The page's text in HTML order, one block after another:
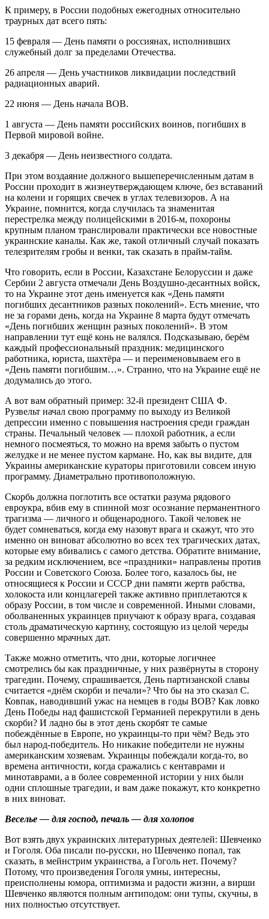
К примеру, в России подобных ежегодных относительно
траурных дат всего пять:
15 февраля ― День памяти о россиянах, исполнивших
служебный долг за пределами Отечества.
26 апреля ― День участников ликвидации последствий
радиационных аварий.
22 июня ― День начала ВОВ.
1 августа ― День памяти российских воинов, погибших в
Первой мировой войне.
3 декабря ― День неизвестного солдата.
При этом воздаяние должного вышеперечисленным датам в
России проходит в жизнеутверждающем ключе, без вставаний
на колени и горящих свечек в углах телевизоров. А на
Украине, помнится, когда случилась та знаменитая
перестрелка между полицейскими в 2016-м, похороны
крупным планом транслировали практически все новостные
украинские каналы. Как же, такой отличный случай показать
телезрителям гробы и венки, так сказать в прайм-тайм.
Что говорить, если в России, Казахстане Белоруссии и даже
Сербии 2 августа отмечали День Воздушно-десантных войск,
то на Украине этот день именуется как «День памяти
погибших десантников разных поколений». Есть мнение, что
не за горами день, когда на Украине 8 марта будут отмечать
«День погибших женщин разных поколений». В этом
направлении тут ещё конь не валялся. Подсказываю, берём
каждый профессиональный праздник: медицинского
работника, юриста, шахтёра ― и переименовываем его в
«День памяти погибшим…». Странно, что на Украине ещё не
додумались до этого.
А вот вам обратный пример: 32-й президент США Ф.
Рузвельт начал свою программу по выходу из Великой
депрессии именно с повышения настроения среди граждан
страны. Печальный человек ― плохой работник, а если
немного посмеяться, то можно на время забыть о пустом
желудке и не менее пустом кармане. Но, как вы видите, для
Украины американские кураторы приготовили совсем иную
программу. Диаметрально противоположную.
Скорбь должна поглотить все остатки разума рядового
евроукра, вбив ему в спинной мозг осознание перманентного
трагизма ― личного и общенародного. Такой человек не
будет сомневаться, когда ему назовут врага и скажут, что это
именно он виноват абсолютно во всех тех трагических датах,
которые ему вбивались с самого детства. Обратите внимание,
за редким исключением, все «праздники» направлены против
России и Советского Союза. Более того, казалось бы, не
относящиеся к России и СССР дни памяти жертв рабства,
холокоста или концлагерей также активно приплетаются к
образу России, в том числе и современной. Иными словами,
оболваненных украинцев приучают к образу врага, создавая
столь драматическую картину, состоящую из целой череды
совершенно мрачных дат.
Также можно отметить, что дни, которые логичнее
смотрелись бы как праздничные, у них развёрнуты в сторону
трагедии. Почему, спрашивается, День партизанской славы
считается «днём скорби и печали»? Что бы на это сказал С.
Ковпак, наводивший ужас на немцев в годы ВОВ? Как ловко
День Победы над фашистской Германией перекрутили в день
скорби? И ладно бы в этот день скорбят те самые
побеждённые в Европе, но украинцы-то при чём? Ведь это
был народ-победитель. Но никакие победители не нужны
американским хозяевам. Украинцы побеждали когда-то, во
времена античности, когда сражались с кентаврами и
минотаврами, а в более современной истории у них были
одни сплошные трагедии, и вам даже покажут, кто конкретно
в них виноват.
Веселье ― для господ, печаль ― для холопов
Вот взять двух украинских литературных деятелей: Шевченко
и Гоголя. Оба писали по-русски, но Шевченко попал, так
сказать, в мейнстрим украинства, а Гоголь нет. Почему?
Потому, что произведения Гоголя умны, интересны,
преисполнены юмора, оптимизма и радости жизни, а вирши
Шевченко являются полным антиподом: они тупы, скучны, в
них полностью отсутствует.